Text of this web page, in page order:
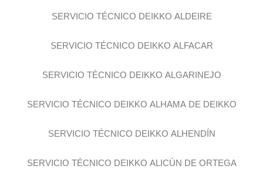
SERVICIO TÉCNICO DEIKKO ALDEIRE
SERVICIO TÉCNICO DEIKKO ALFACAR
SERVICIO TÉCNICO DEIKKO ALGARINEJO
SERVICIO TÉCNICO DEIKKO ALHAMA DE DEIKKO
SERVICIO TÉCNICO DEIKKO ALHENDÍN
SERVICIO TÉCNICO DEIKKO ALICÚN DE ORTEGA